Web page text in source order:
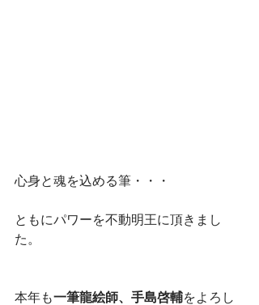
心身と魂を込める筆・・・
ともにパワーを不動明王に頂きまし
た。
本年も一筆龍絵師、手島啓輔をよろし